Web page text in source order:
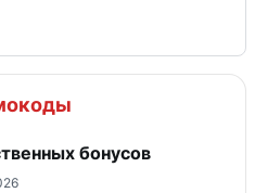
бонусов